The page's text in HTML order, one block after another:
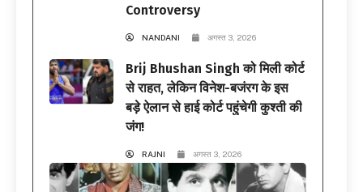
Controversy
NANDANI अगस्त 3, 2026
Brij Bhushan Singh को मिली कोर्ट
से राहत, लेकिन विनेश-बजंरग के इस
बड़े ऐलान से हाई कोर्ट पहुंचेगी कुश्ती की
जंग!
RAJNI अगस्त 3, 2026